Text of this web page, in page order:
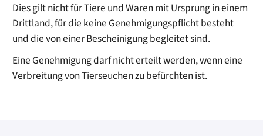
Dies gilt nicht für Tiere und Waren mit Ursprung in einem
Drittland, für die keine Genehmigungspflicht besteht
und die von einer Bescheinigung begleitet sind.
Eine Genehmigung darf nicht erteilt werden, wenn eine
Verbreitung von Tierseuchen zu befürchten ist.